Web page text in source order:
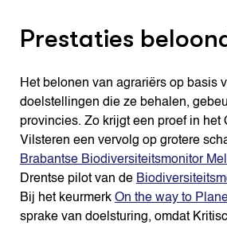
Prestaties
Het belonen van agrariërs op basis
doelstellingen die ze behalen,
provincies. Zo krijgt een proef in het
Vilsteren een vervolg op grotere
Brabantse Biodiversiteitsmonitor
Drentse pilot van de
Bij het keurmerk On the way to
sprake van doelsturing, omdat